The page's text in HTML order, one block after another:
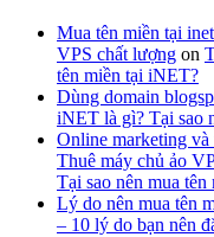
Mua tên miền tại
VPS chất lượng on
tên miền tại iNET?
Dùng domain
iNET là gì? Tại sao
Online marketing
Thuê máy chủ ảo
Tại sao nên mua
Lý do nên mua tên
– 10 lý do bạn nên